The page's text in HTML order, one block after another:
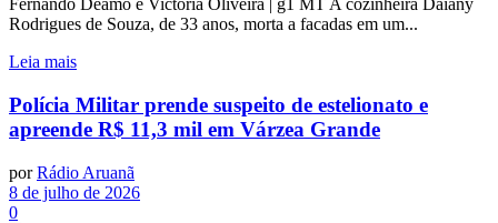
Fernando Deamo e Victória Oliveira | g1 MT A cozinheira Daiany
Rodrigues de Souza, de 33 anos, morta a facadas em um...
Leia mais
Polícia Militar prende suspeito de estelionato e
apreende R$ 11,3 mil em Várzea Grande
por Rádio Aruanã
8 de julho de 2026
0